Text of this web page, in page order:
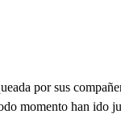
por sus
momento han ido